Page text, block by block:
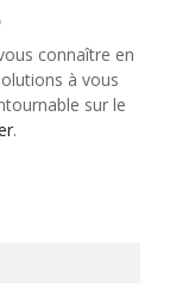
connaître en
à vous
sur le
.